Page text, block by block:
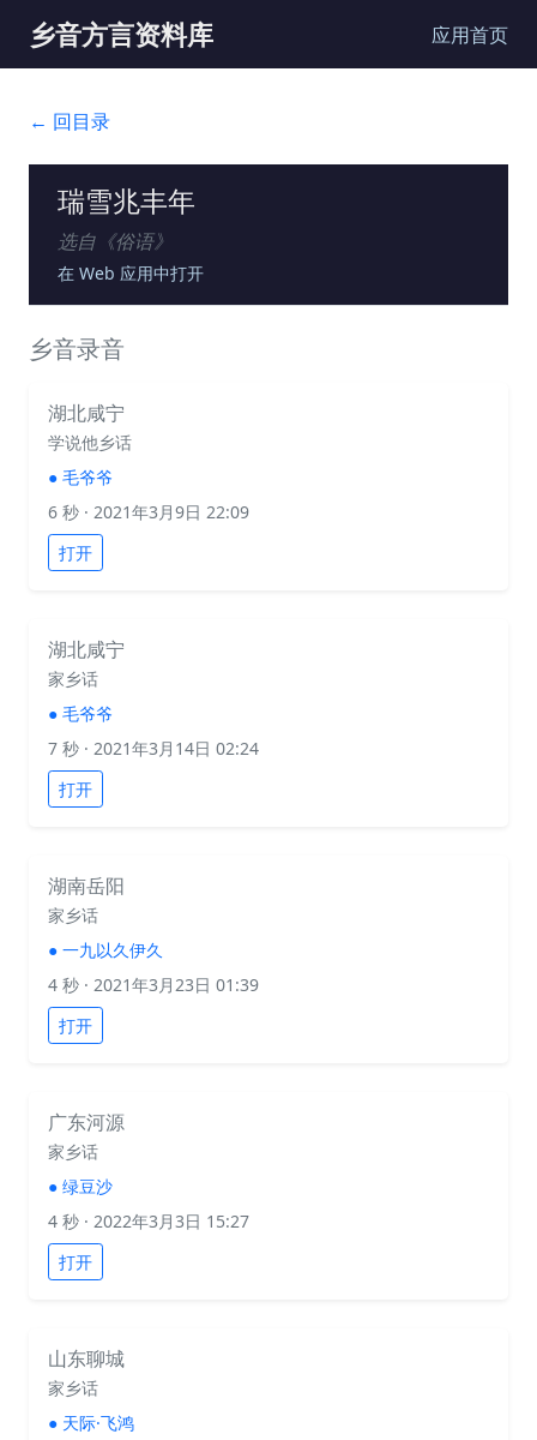
乡音方言资料库 应用首页
← 回目录
瑞雪兆丰年
选自《俗语》
在 Web 应用中打开
乡音录音
湖北咸宁
学说他乡话
● 毛爷爷
6 秒 · 2021年3月9日 22:09
打开
湖北咸宁
家乡话
● 毛爷爷
7 秒 · 2021年3月14日 02:24
打开
湖南岳阳
家乡话
● 一九以久伊久
4 秒 · 2021年3月23日 01:39
打开
广东河源
家乡话
● 绿豆沙
4 秒 · 2022年3月3日 15:27
打开
山东聊城
家乡话
● 天际·飞鸿